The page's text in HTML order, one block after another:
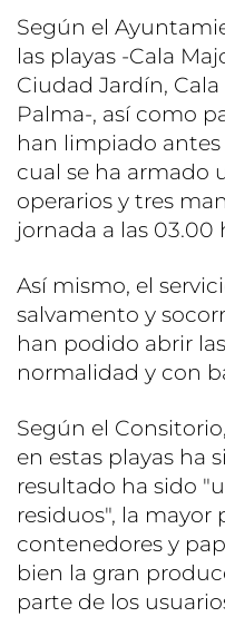
Según el
las playas -Cala
Ciudad Jardín,
Palma-, así como
han limpiado antes
cual se ha armado
operarios y tres
jornada a las 03.00
Así mismo, el
salvamento y
han podido abrir
normalidad y con
Según el
en estas playas ha
resultado ha sido
residuos", la
contenedores y
bien la gran
parte de los